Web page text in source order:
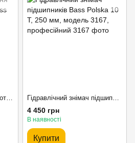
Стійка для перевезення мотоцикла металева Bass Polska 3442 Гідравлічний знімач підшипників Bass Polska 10 Т, 250 мм, модель 3167, професійний
4 450 грн
В наявності
Купити